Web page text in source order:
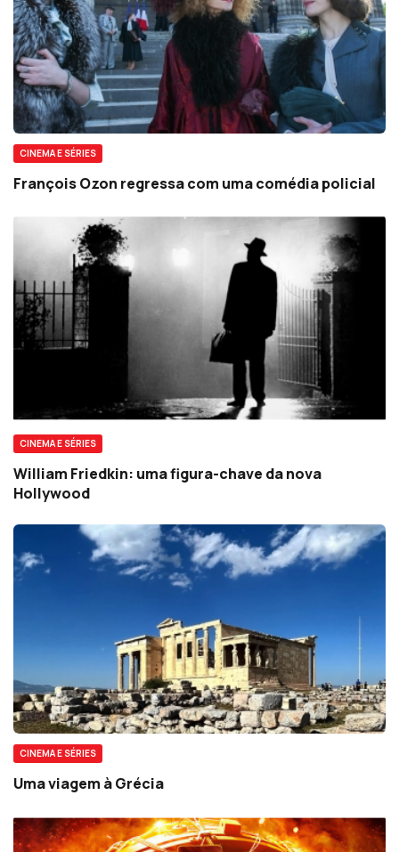
CINEMA E SÉRIES
François Ozon regressa com uma comédia policial
CINEMA E SÉRIES
William Friedkin: uma figura-chave da nova
Hollywood
CINEMA E SÉRIES
Uma viagem à Grécia